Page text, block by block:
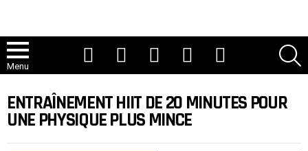
Menu
ENTRAÎNEMENT HIIT DE 20 MINUTES POUR
UNE PHYSIQUE PLUS MINCE